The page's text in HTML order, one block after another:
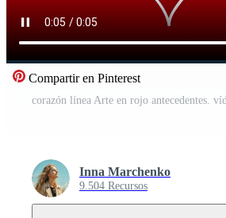
Compartir en Pinterest
Inna Marchenko
9.504 Recursos